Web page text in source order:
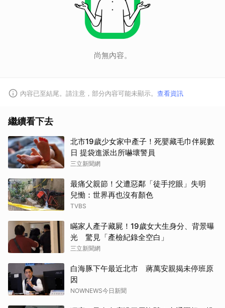
尚無內容。
內容已至結尾。請注意，部分內容可能未顯示。 查看資訊
繼續看下去
北市19歲少女家中產子！死嬰藏毛巾伴屍數
日 提袋進派出所嚇壞警員
三立新聞網
最痛父親節！父遭惡鄰「徒手挖眼」失明
兒慟：世界再也沒有顏色
TVBS
瞞家人產子藏屍！19歲女大生身分、背景曝
光 驚見「產檢紀錄全空白」
三立新聞網
白海豚下午最近北市 蔣萬安親揭未停班原
因
NOWNEWS今日新聞